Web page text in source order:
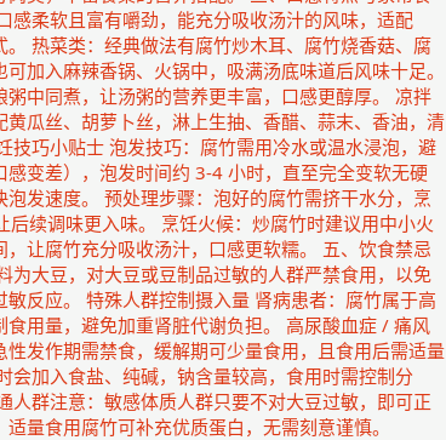
感柔软且富有嚼劲，能充分吸收汤汁的风味，适配
热菜类：经典做法有腐竹炒木耳、腐竹烧香菇、腐
加入麻辣香锅、火锅中，吸满汤底味道后风味十足。
中同煮，让汤粥的营养更丰富，口感更醇厚。 凉拌
瓜丝、胡萝卜丝，淋上生抽、香醋、蒜末、香油，清
技巧小贴士 泡发技巧：腐竹需用冷水或温水浸泡，避
变差），泡发时间约 3-4 小时，直至完全变软无硬
发速度。 预处理步骤：泡好的腐竹需挤干水分，烹
续调味更入味。 烹饪火候：炒腐竹时建议用中小火
让腐竹充分吸收汤汁，口感更软糯。 五、饮食禁忌
为大豆，对大豆或豆制品过敏的人群严禁食用，以免
反应。 特殊人群控制摄入量 肾病患者：腐竹属于高
用量，避免加重肾脏代谢负担。 高尿酸血症 / 痛风
发作期需禁食，缓解期可少量食用，且食用后需适量
会加入食盐、纯碱，钠含量较高，食用时需控制分
人群注意：敏感体质人群只要不对大豆过敏，即可正
量食用腐竹可补充优质蛋白，无需刻意谨慎。